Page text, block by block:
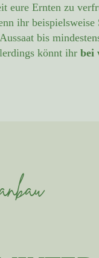
eure Ernten zu
ihr beispielsweise
bis
könnt ihr bei